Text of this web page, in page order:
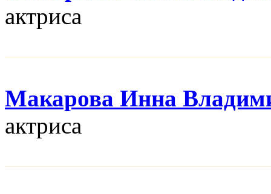
актриса
Макарова Инна
актриса